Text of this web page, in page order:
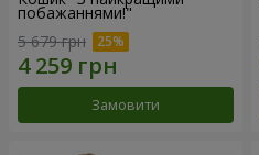
побажаннями!"
5 679 грн
Замовити